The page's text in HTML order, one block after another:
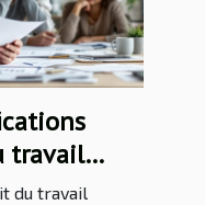
travail
?
du travail